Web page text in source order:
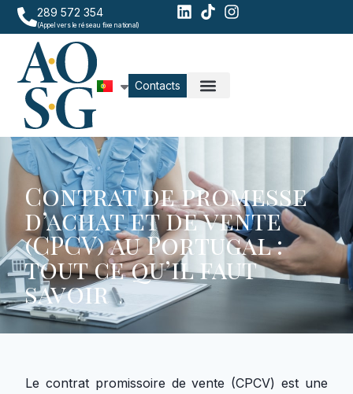
289 572 354
(Appel vers le réseau fixe national)
Contacts
Contrat de promesse
d’achat et de vente
(CPCV) au Portugal :
tout ce qu’il faut
savoir
Le contrat promissoire de vente (CPCV) est une